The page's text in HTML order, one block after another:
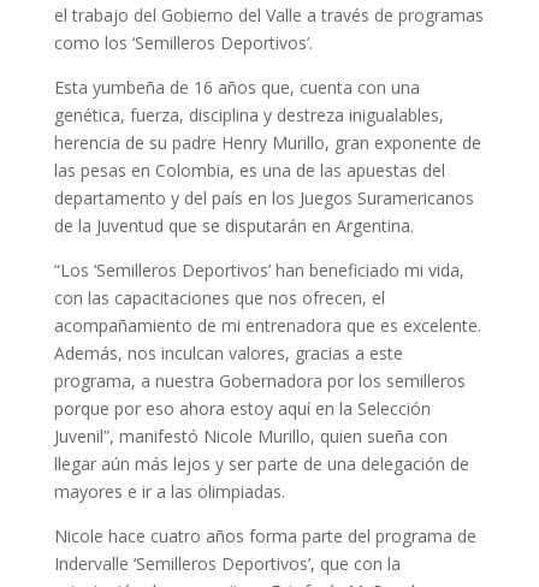
el trabajo del Gobierno del Valle a través de programas
como los ‘Semilleros Deportivos’.
Esta yumbeña de 16 años que, cuenta con una
genética, fuerza, disciplina y destreza inigualables,
herencia de su padre Henry Murillo, gran exponente de
las pesas en Colombia, es una de las apuestas del
departamento y del país en los Juegos Suramericanos
de la Juventud que se disputarán en Argentina.
“Los ‘Semilleros Deportivos’ han beneficiado mi vida,
con las capacitaciones que nos ofrecen, el
acompañamiento de mi entrenadora que es excelente.
Además, nos inculcan valores, gracias a este
programa, a nuestra Gobernadora por los semilleros
porque por eso ahora estoy aquí en la Selección
Juvenil”, manifestó Nicole Murillo, quien sueña con
llegar aún más lejos y ser parte de una delegación de
mayores e ir a las olimpiadas.
Nicole hace cuatro años forma parte del programa de
Indervalle ‘Semilleros Deportivos’, que con la